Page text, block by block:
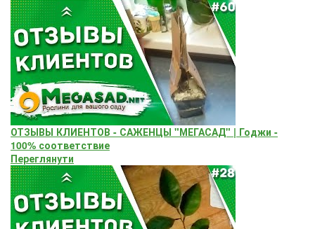
ОТЗЫВЫ КЛИЕНТОВ - САЖЕНЦЫ "МЕГАСАД" | Годжи -
100% соответствие
Переглянути